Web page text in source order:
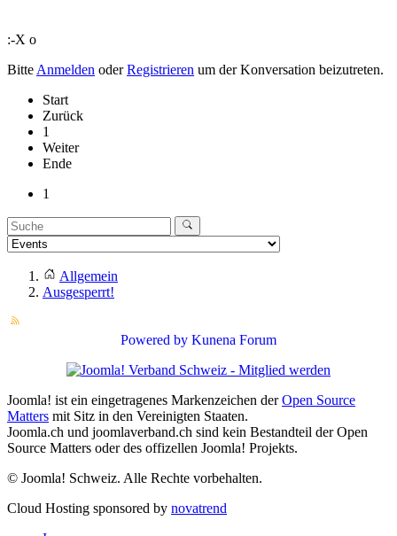
:-X o
Bitte Anmelden oderRegistrieren um der Konversation beizutreten.
Start
Zurück
1
Weiter
Ende
1
Allgemein
Ausgesperrt!
Powered by Kunena Forum
Joomla! ist ein eingetragenes Markenzeichen derOpen Source
Matters mit Sitz in den Vereinigten Staaten.
Joomla.ch und joomlaverband.ch sind kein Bestandteil der Open
Source Matters oder des offizellen Joomla! Projekts.
© Joomla! Schweiz. Alle Rechte vorbehalten.
Cloud Hosting sponsored by novatrend